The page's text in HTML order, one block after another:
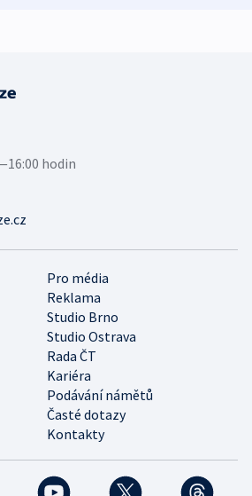
Pro média
Reklama
Studio Brno
Studio Ostrava
Rada ČT
Kariéra
Podávání námětů
Časté dotazy
Kontakty
hodin